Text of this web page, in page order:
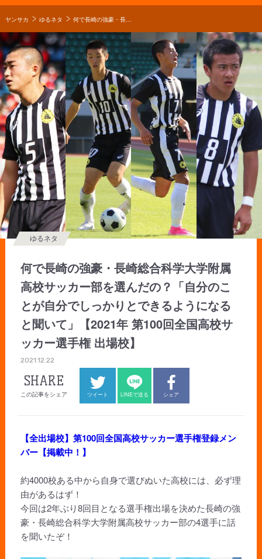
ヤンサカ ゆるネタ 何で長崎の強豪・長崎総合科学大学附属高校サッカー部を選んだの？「自分のことが自分でしっかりとできるようになると聞いて」【2021年 第100回全国高校サッカー選手権 出場校】
何で長崎の強豪・長崎総合科学大学附属
高校サッカー部を選んだの？「自分のこ
とが自分でしっかりとできるようになる
と聞いて」【2021年 第100回全国高校サ
ッカー選手権 出場校】
ゆるネタ
2021.12.22
SHARE
この記事をシェア ツイート LINEで送る シェア
【全出場校】第100回全国高校サッカー選手権登録メン
バー【掲載中！】
約4000校ある中から自身で選びぬいた高校には、必ず理
由があるはず！
今回は2年ぶり8回目となる選手権出場を決めた長崎の強
豪・長崎総合科学大学附属高校サッカー部の4選手に話
を聞いたぞ！